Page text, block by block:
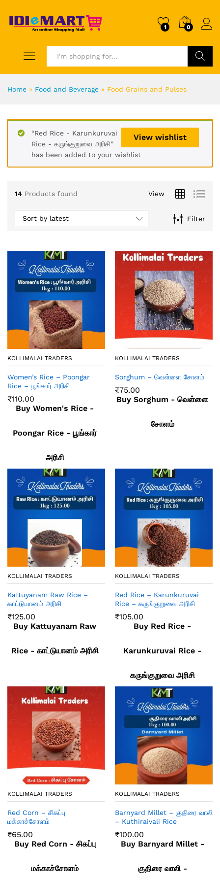
1 0
Home » Food and Beverage » Food Grains and Pulses
View wishlist
“Red Rice - Karunkuruvai
Rice - கருங்குறுவை அரிசி”
has been added to your wishlist
14 Products found View
Filter
Sort by latest
KOLLIMALAI TRADERS
Women’s Rice – Poongar
Rice – பூங்கார் அரிசி
₹110.00
Buy Women's Rice -
Poongar Rice - பூங்கார்
அரிசி
KOLLIMALAI TRADERS
Sorghum – வெள்ளை சோளம்
₹75.00
Buy Sorghum - வெள்ளை
சோளம்
KOLLIMALAI TRADERS
Kattuyanam Raw Rice –
காட்டுயானம் அரிசி
₹125.00
Buy Kattuyanam Raw
Rice - காட்டுயானம் அரிசி
KOLLIMALAI TRADERS
Red Rice – Karunkuruvai
Rice – கருங்குறுவை அரிசி
₹105.00
Buy Red Rice -
Karunkuruvai Rice -
கருங்குறுவை அரிசி
KOLLIMALAI TRADERS
Red Corn – சிகப்பு
மக்காச்சோளம்
₹65.00
Buy Red Corn - சிகப்பு
மக்காச்சோளம்
KOLLIMALAI TRADERS
Barnyard Millet – குதிரை வாலி
– Kuthiraivali Rice
₹100.00
Buy Barnyard Millet -
குதிரை வாலி -